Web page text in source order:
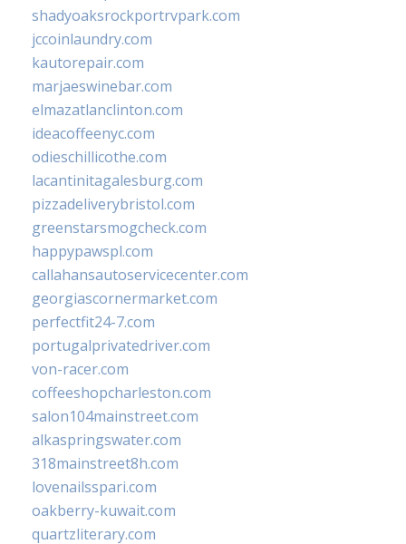
shadyoaksrockportrvpark.com
jccoinlaundry.com
kautorepair.com
marjaeswinebar.com
elmazatlanclinton.com
ideacoffeenyc.com
odieschillicothe.com
lacantinitagalesburg.com
pizzadeliverybristol.com
greenstarsmogcheck.com
happypawspl.com
callahansautoservicecenter.com
georgiascornermarket.com
perfectfit24-7.com
portugalprivatedriver.com
von-racer.com
coffeeshopcharleston.com
salon104mainstreet.com
alkaspringswater.com
318mainstreet8h.com
lovenailsspari.com
oakberry-kuwait.com
quartzliterary.com